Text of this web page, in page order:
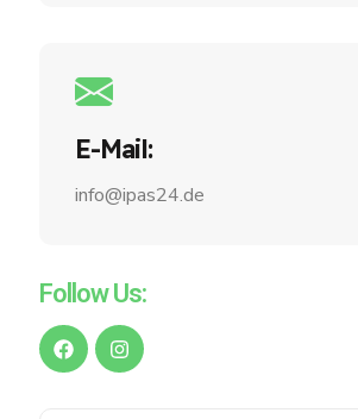
E-Mail:
info@ipas24.de
Follow Us: